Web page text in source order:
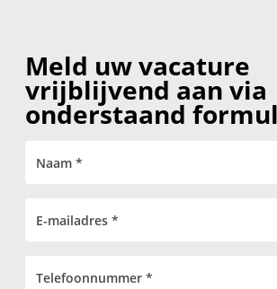
Meld uw vacature
vrijblijvend aan via
onderstaand